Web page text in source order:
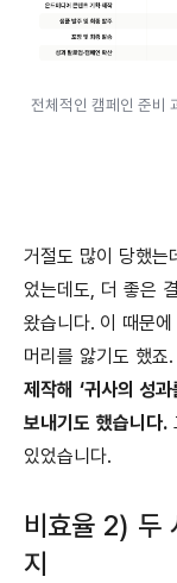
전체적인 캠페인 준비
거절도 많이 당했는
었는데도, 더 좋은
왔습니다. 이 때문
머리를 앓기도 했죠.
제작해 ‘귀사의 성
보내기도 했습니다.
있었습니다.
비효율 2) 두
지